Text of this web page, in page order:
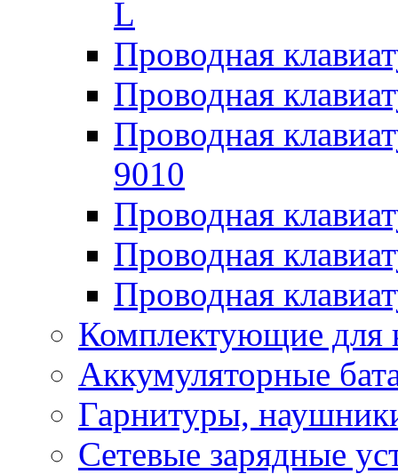
L
Проводная
Проводная
Проводная
9010
Проводная
Проводная
Проводная
Комплектующие для
Аккумуляторные
Гарнитуры,
Сетевые зарядные